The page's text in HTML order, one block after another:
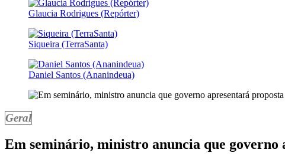
Glaucia Rodrigues (Repórter)
Siqueira (TerraSanta)
Daniel Santos (Ananindeua)
Geral
Em seminário, ministro anuncia que